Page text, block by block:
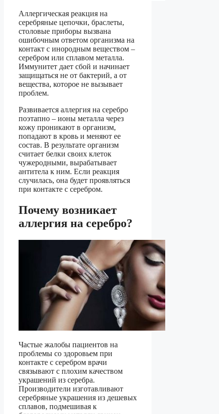
Аллергическая реакция на
серебряные цепочки, браслеты,
столовые приборы вызвана
ошибочным ответом организма на
контакт с инородным веществом –
серебром или сплавом металла.
Иммунитет дает сбой и начинает
защищаться не от бактерий, а от
вещества, которое не вызывает
проблем.
Развивается аллергия на серебро
поэтапно – ионы металла через
кожу проникают в организм,
попадают в кровь и меняют ее
состав. В результате организм
считает белки своих клеток
чужеродными, вырабатывает
антитела к ним. Если реакция
случилась, она будет проявляться
при контакте с серебром.
Почему возникает
аллергия на серебро?
Частые жалобы пациентов на
проблемы со здоровьем при
контакте с серебром врачи
связывают с плохим качеством
украшений из серебра.
Производители изготавливают
серебряные украшения из дешевых
сплавов, подмешивая к